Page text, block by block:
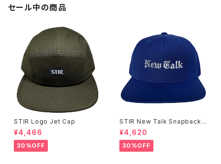
セール中の商品
STIR Logo Jet Cap
¥4,466
30%OFF
STIR New Talk Snapback
Cap
¥4,620
30%OFF